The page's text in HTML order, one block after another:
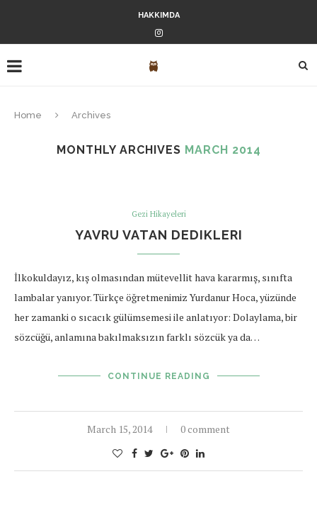
HAKKIMDA
Home Archives
MONTHLY ARCHIVES MARCH 2014
Gezi Hikayeleri
YAVRU VATAN DEDIKLERI
İlkokuldayız, kış olmasından mütevellit hava kararmış, sınıfta
lambalar yanıyor. Türkçe öğretmenimiz Yurdanur Hoca, yüzünde
her zamanki o sıcacık gülümsemesi ile anlatıyor: Dolaylama, bir
sözcüğü, anlamına bakılmaksızın farklı sözcük ya da…
CONTINUE READING
March 15, 2014 0 comment